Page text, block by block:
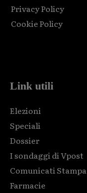
Privacy Policy
Cookie Policy
Link utili
Elezioni
Speciali
Dossier
I sondaggi di Vpost
Comunicati Stampa
Farmacie